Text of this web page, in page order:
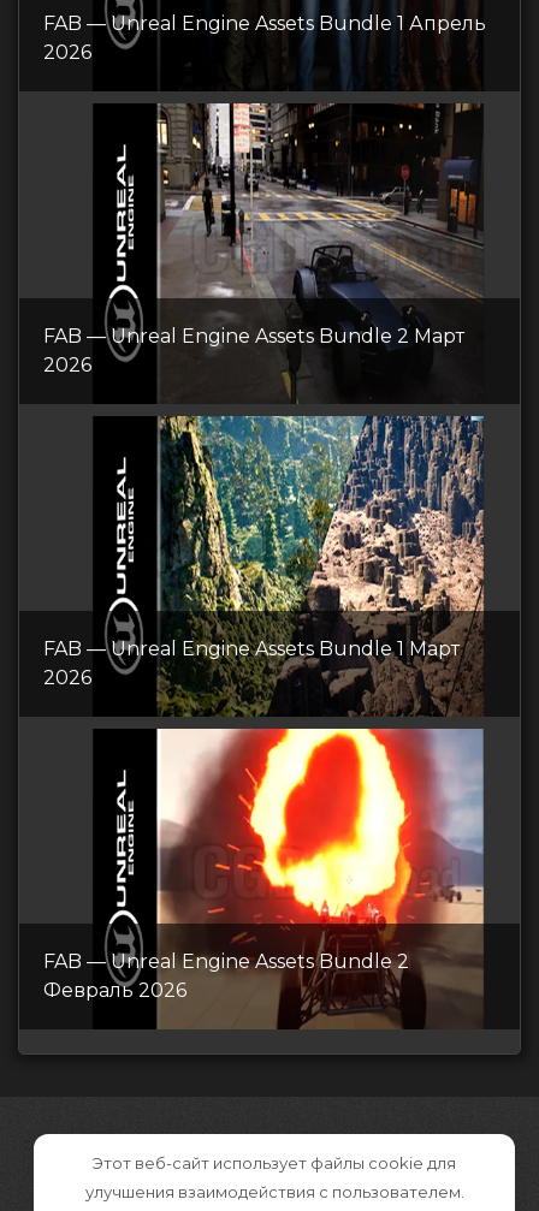
FAB — Unreal Engine Assets Bundle 1 Апрель
2026
FAB — Unreal Engine Assets Bundle 2 Март
2026
FAB — Unreal Engine Assets Bundle 1 Март
2026
FAB — Unreal Engine Assets Bundle 2
Февраль 2026
Этот веб-сайт использует файлы cookie для
улучшения взаимодействия с пользователем.